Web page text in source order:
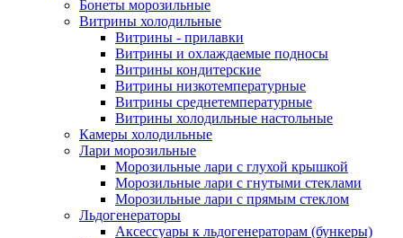
Бонеты морозильные
Витрины холодильные
Витрины - прилавки
Витрины и охлаждаемые подносы
Витрины кондитерские
Витрины низкотемпературные
Витрины среднетемпературные
Витрины холодильные настольные
Камеры холодильные
Лари морозильные
Морозильные лари с глухой крышкой
Морозильные лари с гнутыми стеклами
Морозильные лари с прямым стеклом
Льдогенераторы
Аксессуары к льдогенераторам (бункеры)